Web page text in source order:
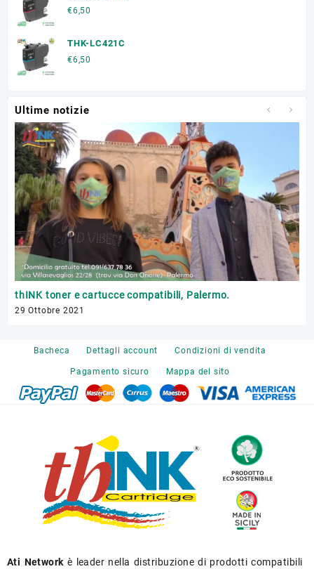
€6,50
THK-LC421C
€6,50
Ultime notizie
thINK toner e cartucce compatibili, Palermo.
29 Ottobre 2021
Bacheca Dettagli account Condizioni di vendita
Pagamento sicuro Mappa del sito
Ati Network è leader nella distribuzione di prodotti compatibili